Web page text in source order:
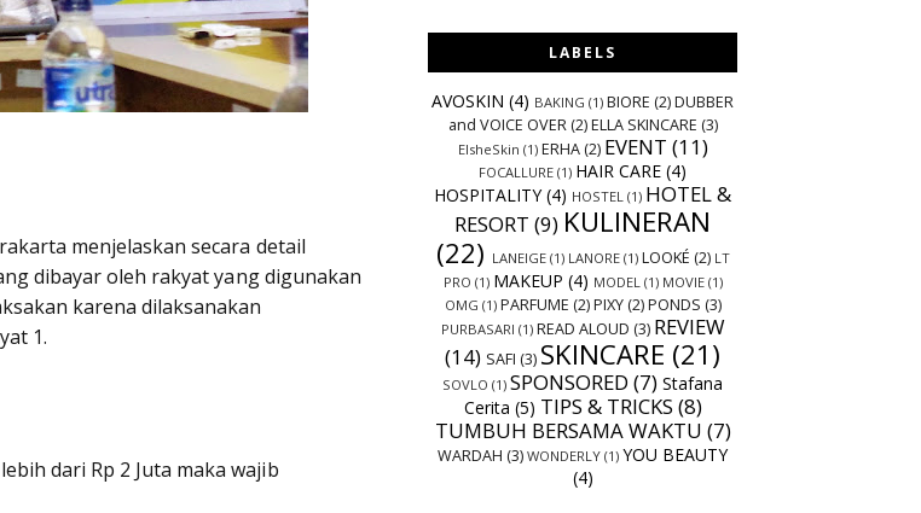
menjelaskan secara detail
dibayar oleh rakyat yang digunakan
karena dilaksanakan
1.
dari Rp 2 Juta maka wajib
LABELS
AVOSKIN (4) BAKING (1) BIORE (2)DUBBER
and VOICE OVER (2) ELLA SKINCARE (3)
ElsheSkin (1) ERHA (2) EVENT (11)
FOCALLURE (1) HAIR CARE (4)
HOSPITALITY (4) HOSTEL (1) HOTEL &
RESORT (9) KULINERAN
(22) LANEIGE (1) LANORE (1) LOOKÉ (2) LT
PRO (1) MAKEUP (4) MODEL (1) MOVIE (1)
OMG (1) PARFUME (2) PIXY (2) PONDS (3)
PURBASARI (1) READ ALOUD (3) REVIEW
(14) SAFI (3) SKINCARE (21)
SOVLO (1) SPONSORED (7) Stafana
Cerita (5) TIPS & TRICKS (8)
TUMBUH BERSAMA WAKTU (7)
WARDAH (3) WONDERLY (1) YOU BEAUTY
(4)